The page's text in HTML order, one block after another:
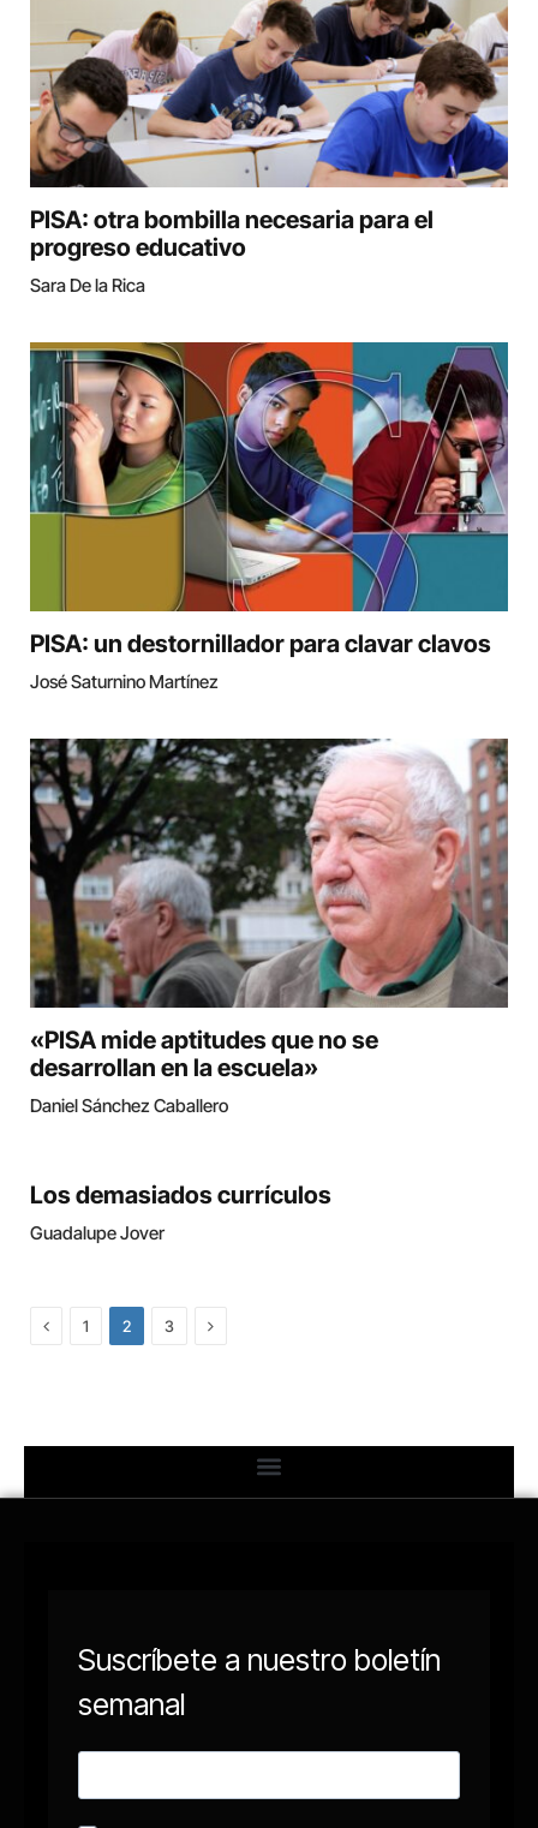
PISA: otra bombilla necesaria para el
progreso educativo
Sara De la Rica
PISA: un destornillador para clavar clavos
José Saturnino Martínez
«PISA mide aptitudes que no se
desarrollan en la escuela»
Daniel Sánchez Caballero
Los demasiados currículos
Guadalupe Jover
Previous
1 2 3 Next